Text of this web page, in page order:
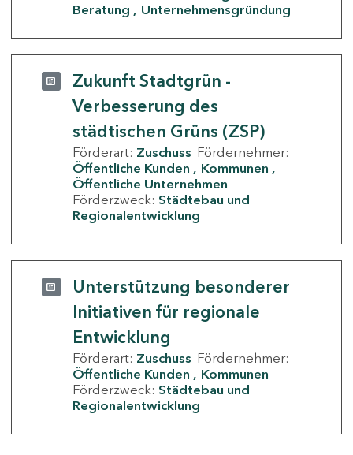
Beratung
Unternehmensgründung
Zukunft Stadtgrün -
Verbesserung des
städtischen Grüns (ZSP)
Förderart: Zuschuss Fördernehmer:
Öffentliche Kunden
Kommunen
Öffentliche Unternehmen
Förderzweck: Städtebau und
Regionalentwicklung
Unterstützung besonderer
Initiativen für regionale
Entwicklung
Förderart: Zuschuss Fördernehmer:
Öffentliche Kunden
Kommunen
Förderzweck: Städtebau und
Regionalentwicklung